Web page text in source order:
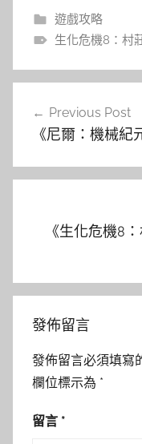
遊戲攻略
生化危機8：村
覽
Previous Post
《尼爾：機械
《生化危機8
發佈留言
發佈留言必須填寫
欄位標示為 *
留言 *